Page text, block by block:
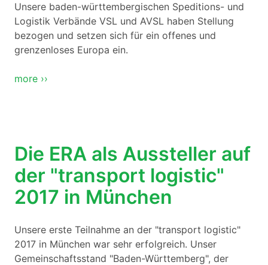
Unsere baden-württembergischen Speditions- und
Logistik Verbände VSL und AVSL haben Stellung
bezogen und setzen sich für ein offenes und
grenzenloses Europa ein.
more ››
Die ERA als Aussteller auf
der "transport logistic"
2017 in München
Unsere erste Teilnahme an der "transport logistic"
2017 in München war sehr erfolgreich. Unser
Gemeinschaftsstand "Baden-Württemberg", der